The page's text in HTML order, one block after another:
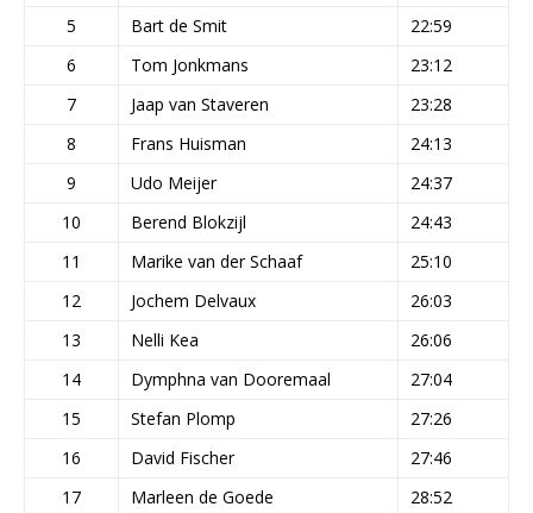
5
Bart de Smit
22:59
6
Tom Jonkmans
23:12
7
Jaap van Staveren
23:28
8
Frans Huisman
24:13
9
Udo Meijer
24:37
10
Berend Blokzijl
24:43
11
Marike van der Schaaf
25:10
12
Jochem Delvaux
26:03
13
Nelli Kea
26:06
14
Dymphna van Dooremaal
27:04
15
Stefan Plomp
27:26
16
David Fischer
27:46
17
Marleen de Goede
28:52